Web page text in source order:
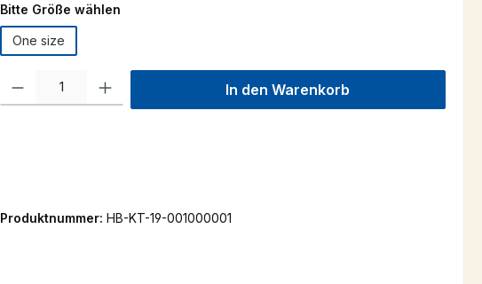
Bitte Größe wählenauswählen
One size
Produkt Anzahl: Gib den gewünschten Wert ein oder benutze die Schaltflächen
In den Warenkorb
Produktnummer: HB-KT-19-001000001